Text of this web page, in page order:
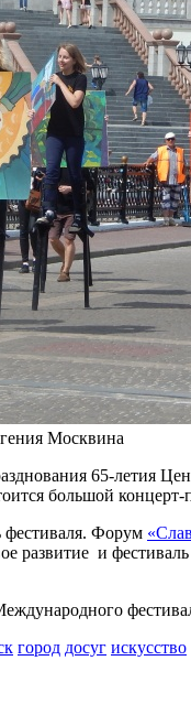
Москвина
65-летия
большой
фестиваля. Форум
развитие и
город досуг искусство